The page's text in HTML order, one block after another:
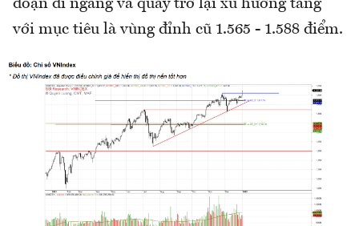
đoạn đi ngang và quay trở lại xu hướng tăng
với mục tiêu là vùng đỉnh cũ 1.565 - 1.588 điểm.